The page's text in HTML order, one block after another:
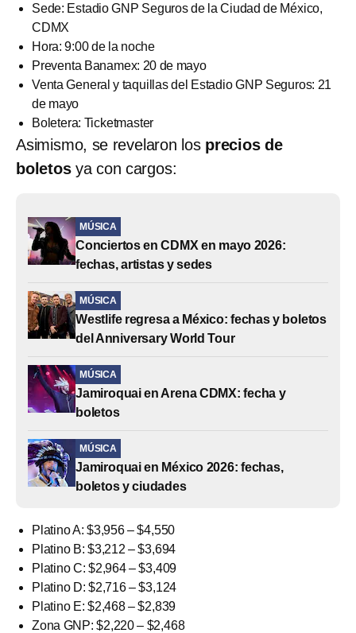
Sede: Estadio GNP Seguros de la Ciudad de México,
CDMX
Hora: 9:00 de la noche
Preventa Banamex: 20 de mayo
Venta General y taquillas del Estadio GNP Seguros: 21
de mayo
Boletera: Ticketmaster
Asimismo, se revelaron los precios de
boletosya con cargos:
MÚSICA
Conciertos en CDMX en mayo 2026:
fechas, artistas y sedes
MÚSICA
Westlife regresa a México: fechas y boletos
del Anniversary World Tour
MÚSICA
Jamiroquai en Arena CDMX: fecha y
boletos
MÚSICA
Jamiroquai en México 2026: fechas,
boletos y ciudades
Platino A: $3,956 – $4,550
Platino B: $3,212 – $3,694
Platino C: $2,964 – $3,409
Platino D: $2,716 – $3,124
Platino E: $2,468 – $2,839
Zona GNP: $2,220 – $2,468